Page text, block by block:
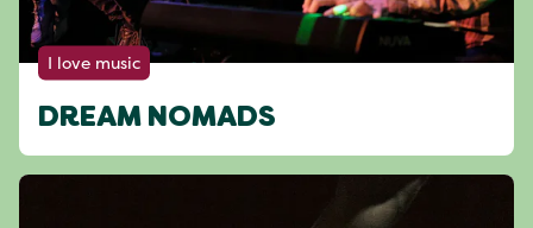
I love music
DREAM NOMADS